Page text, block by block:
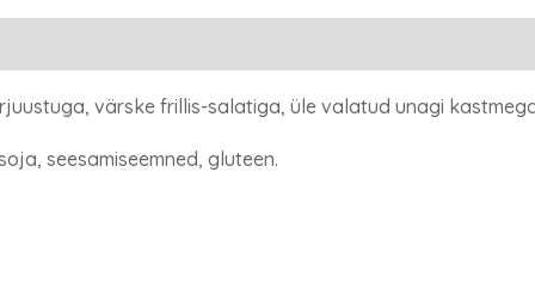
värske frillis-salatiga, üle valatud unagi
seesamiseemned, gluteen.